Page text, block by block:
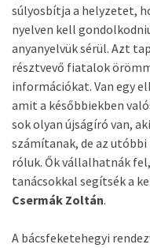
súlyosbítja a helyzetet,
nyelven kell
anyanyelvük sérül. Azt
résztvevő fiatalok
információkat. Van egy
amit a későbbiekben
sok olyan újságíró van,
számítanak, de az
róluk. Ők vállalhatnák
tanácsokkal segítsék a
Csermák Zoltán.
A bácsfeketehegyi